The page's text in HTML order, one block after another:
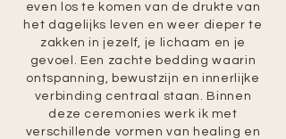
even los te komen van de drukte van
het dagelijks leven en weer dieper te
zakken in jezelf, je lichaam en je
gevoel. Een zachte bedding waarin
ontspanning, bewustzijn en innerlijke
verbinding centraal staan. Binnen
deze ceremonies werk ik met
verschillende vormen van healing en